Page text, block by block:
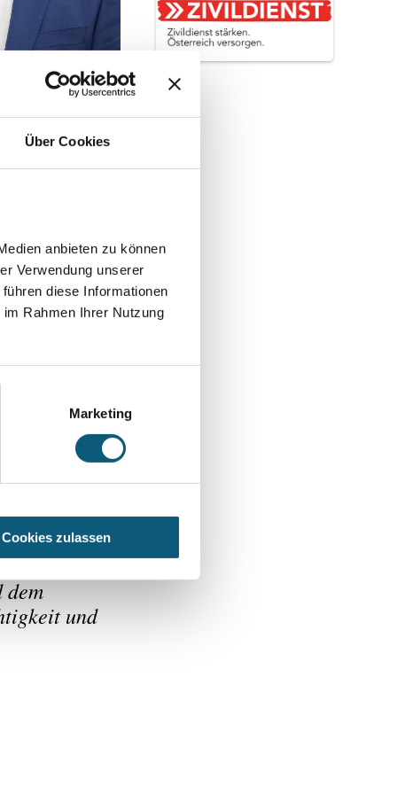
Über Cookies
anbieten zu können
Verwendung unserer
diese Informationen
Rahmen Ihrer Nutzung
Marketing
Cookies zulassen
zur
wir in
und
die
Durch
als 10
für die
haben
und